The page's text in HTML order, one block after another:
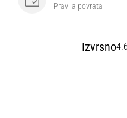
Pravila povrata
Izvrsno